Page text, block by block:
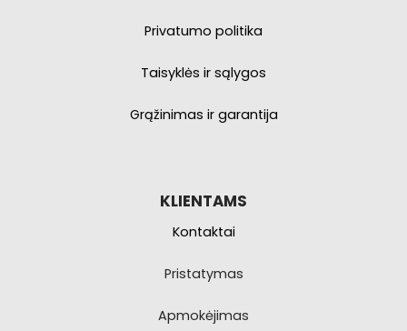
Privatumo politika
Taisyklės ir sąlygos
Grąžinimas ir garantija
KLIENTAMS
Kontaktai
Pristatymas
Apmokėjimas